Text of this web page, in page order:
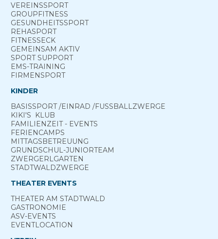
VEREINS­SPORT
GROUP­FITNESS
GESUNDHEITS­SPORT
REHA­SPORT
FITNESS­ECK
GEMEINSAM ­AKTIV
SPORT ­SUPPORT
EMS-TRAINING
FIRMENSPORT
KINDER
BASIS­SPORT ­/EINRAD /­FUSS­BALL­ZWERGE
KIKI'S ­ KLUB
FAMILIENZEIT - EVENTS
FERIEN­CAMPS
MITTAGS­BETREUUNG
GRUND­SCHUL-­JUNIOR­TEAM
ZWERGERL­GARTEN
STADT­WALD­ZWERGE
THEATER EVENTS
THEATER AM­ STADTWALD
GASTRONOMIE
ASV-­EVENTS
EVENTLOCATION